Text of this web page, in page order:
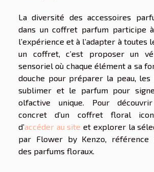
La diversité des accessoires
dans un coffret parfum participe
l’expérience et à l’adapter à toutes
un coffret, c’est proposer un
sensoriel où chaque élément a sa
douche pour préparer la peau,
sublimer et le parfum pour
olfactive unique. Pour
concret d’un coffret floral
d’accéder au site et explorer la
par Flower by Kenzo, référence
des parfums floraux.